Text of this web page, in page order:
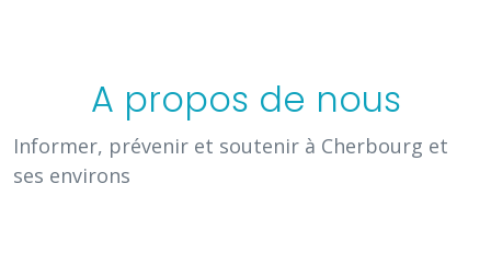
A propos de nous
Informer, prévenir et soutenir à Cherbourg et
ses environs